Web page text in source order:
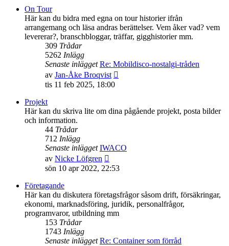
inlägget
On Tour
Här kan du bidra med egna on tour historier ifrån
arrangemang och läsa andras berättelser. Vem åker vad? vem
levererar?, branschbloggar, träffar, gigghistorier mm.
309 Trådar
5262 Inlägg
Senaste inlägget Re: Mobildisco-nostalgi-tråden
av Jan-Åke Broqvist
inlägget
tis 11 feb 2025, 18:00
Projekt
Här kan du skriva lite om dina pågående projekt, posta bilder
och information.
44 Trådar
712 Inlägg
Senaste inlägget IWACO
av Nicke Löfgren
till
inlägget
sön 10 apr 2022, 22:53
Företagande
Här kan du diskutera företagsfrågor såsom drift, försäkringar,
ekonomi, marknadsföring, juridik, personalfrågor,
programvaror, utbildning mm
153 Trådar
1743 Inlägg
Senaste inlägget Re: Container som förråd